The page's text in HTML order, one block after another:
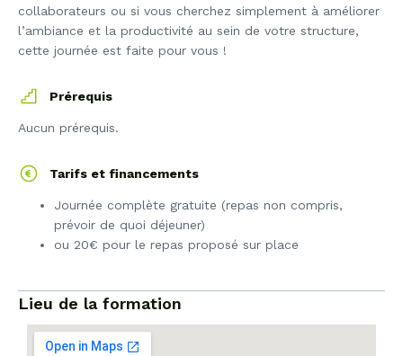
collaborateurs ou si vous cherchez simplement à améliorer
l’ambiance et la productivité au sein de votre structure,
cette journée est faite pour vous !
Prérequis
Aucun prérequis.
Tarifs et financements
Journée complète gratuite (repas non compris,
prévoir de quoi déjeuner)
ou 20€ pour le repas proposé sur place
Lieu de la formation